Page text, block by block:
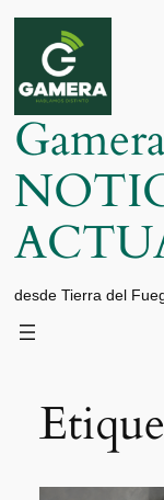
Saltar
contenido
desde Tierra del